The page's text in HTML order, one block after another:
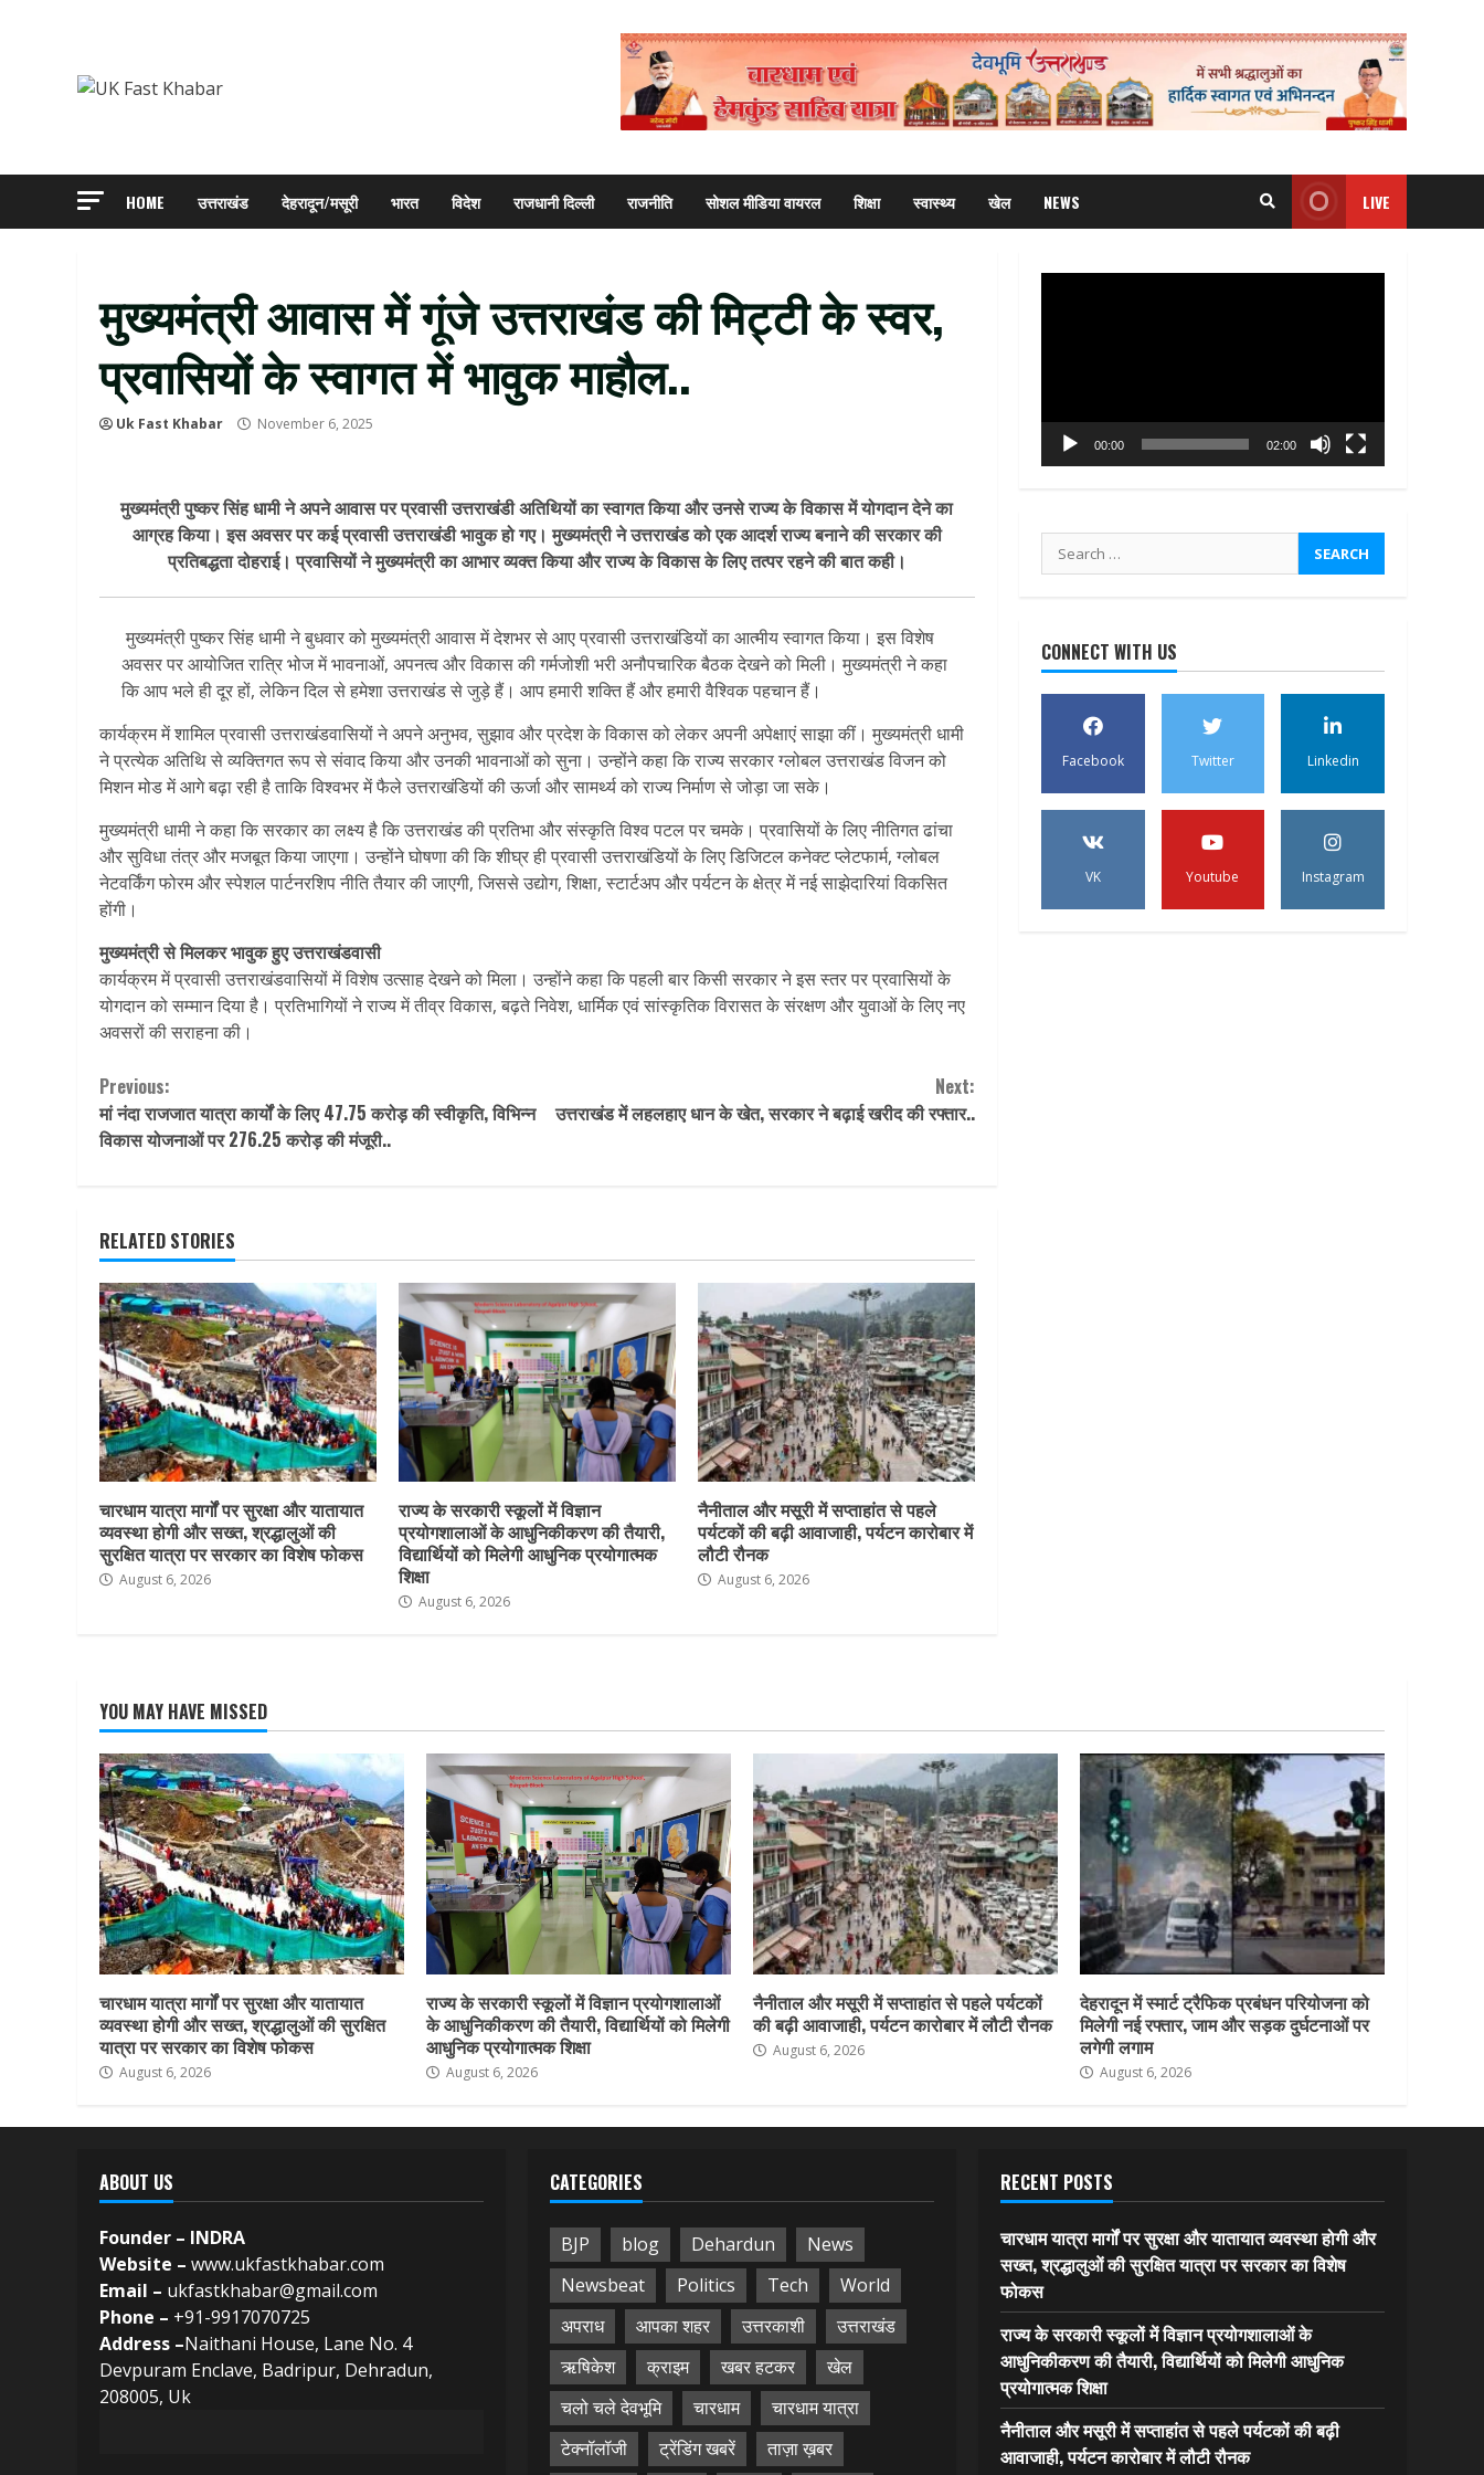
HOME उत्तराखंड देहरादून/मसूरी भारत विदेश राजधानी दिल्ली राजनीति सोशल मीडिया वायरल शिक्षा स्वास्थ्य खेल NEWS LIVE
मुख्यमंत्री आवास में गूंजे उत्तराखंड की मिट्टी के स्वर,
प्रवासियों के स्वागत में भावुक माहौल..
Uk Fast Khabar November 6, 2025
मुख्यमंत्री पुष्कर सिंह धामी ने अपने आवास पर प्रवासी उत्तराखंडी अतिथियों का स्वागत किया और उनसे राज्य के विकास में योगदान देने का
आग्रह किया। इस अवसर पर कई प्रवासी उत्तराखंडी भावुक हो गए। मुख्यमंत्री ने उत्तराखंड को एक आदर्श राज्य बनाने की सरकार की
प्रतिबद्धता दोहराई। प्रवासियों ने मुख्यमंत्री का आभार व्यक्त किया और राज्य के विकास के लिए तत्पर रहने की बात कही।
मुख्यमंत्री पुष्कर सिंह धामी ने बुधवार को मुख्यमंत्री आवास में देशभर से आए प्रवासी उत्तराखंडियों का आत्मीय स्वागत किया। इस विशेष
अवसर पर आयोजित रात्रि भोज में भावनाओं, अपनत्व और विकास की गर्मजोशी भरी अनौपचारिक बैठक देखने को मिली। मुख्यमंत्री ने कहा
कि आप भले ही दूर हों, लेकिन दिल से हमेशा उत्तराखंड से जुड़े हैं। आप हमारी शक्ति हैं और हमारी वैश्विक पहचान हैं।
कार्यक्रम में शामिल प्रवासी उत्तराखंडवासियों ने अपने अनुभव, सुझाव और प्रदेश के विकास को लेकर अपनी अपेक्षाएं साझा कीं। मुख्यमंत्री धामी
ने प्रत्येक अतिथि से व्यक्तिगत रूप से संवाद किया और उनकी भावनाओं को सुना। उन्होंने कहा कि राज्य सरकार ग्लोबल उत्तराखंड विजन को
मिशन मोड में आगे बढ़ा रही है ताकि विश्वभर में फैले उत्तराखंडियों की ऊर्जा और सामर्थ्य को राज्य निर्माण से जोड़ा जा सके।
मुख्यमंत्री धामी ने कहा कि सरकार का लक्ष्य है कि उत्तराखंड की प्रतिभा और संस्कृति विश्व पटल पर चमके। प्रवासियों के लिए नीतिगत ढांचा
और सुविधा तंत्र और मजबूत किया जाएगा। उन्होंने घोषणा की कि शीघ्र ही प्रवासी उत्तराखंडियों के लिए डिजिटल कनेक्ट प्लेटफार्म, ग्लोबल
नेटवर्किंग फोरम और स्पेशल पार्टनरशिप नीति तैयार की जाएगी, जिससे उद्योग, शिक्षा, स्टार्टअप और पर्यटन के क्षेत्र में नई साझेदारियां विकसित
होंगी।
मुख्यमंत्री से मिलकर भावुक हुए उत्तराखंडवासी
कार्यक्रम में प्रवासी उत्तराखंडवासियों में विशेष उत्साह देखने को मिला। उन्होंने कहा कि पहली बार किसी सरकार ने इस स्तर पर प्रवासियों के
योगदान को सम्मान दिया है। प्रतिभागियों ने राज्य में तीव्र विकास, बढ़ते निवेश, धार्मिक एवं सांस्कृतिक विरासत के संरक्षण और युवाओं के लिए नए
अवसरों की सराहना की।
Continue
Reading
Previous:
मां नंदा राजजात यात्रा कार्यों के लिए 47.75 करोड़ की स्वीकृति, विभिन्न
विकास योजनाओं पर 276.25 करोड़ की मंजूरी..
Next:
उत्तराखंड में लहलहाए धान के खेत, सरकार ने बढ़ाई खरीद की रफ्तार..
RELATED STORIES
चारधाम यात्रा मार्गों पर सुरक्षा और यातायात
व्यवस्था होगी और सख्त, श्रद्धालुओं की
सुरक्षित यात्रा पर सरकार का विशेष फोकस
August 6, 2026
राज्य के सरकारी स्कूलों में विज्ञान
प्रयोगशालाओं के आधुनिकीकरण की तैयारी,
विद्यार्थियों को मिलेगी आधुनिक प्रयोगात्मक
शिक्षा
August 6, 2026
नैनीताल और मसूरी में सप्ताहांत से पहले
पर्यटकों की बढ़ी आवाजाही, पर्यटन कारोबार में
लौटी रौनक
August 6, 2026
00:00 02:00
Search
for:
CONNECT WITH US
Facebook Twitter Linkedin
VK Youtube Instagram
YOU MAY HAVE MISSED
चारधाम यात्रा मार्गों पर सुरक्षा और यातायात
व्यवस्था होगी और सख्त, श्रद्धालुओं की सुरक्षित
यात्रा पर सरकार का विशेष फोकस
August 6, 2026
राज्य के सरकारी स्कूलों में विज्ञान प्रयोगशालाओं
के आधुनिकीकरण की तैयारी, विद्यार्थियों को मिलेगी
आधुनिक प्रयोगात्मक शिक्षा
August 6, 2026
नैनीताल और मसूरी में सप्ताहांत से पहले पर्यटकों
की बढ़ी आवाजाही, पर्यटन कारोबार में लौटी रौनक
August 6, 2026
देहरादून में स्मार्ट ट्रैफिक प्रबंधन परियोजना को
मिलेगी नई रफ्तार, जाम और सड़क दुर्घटनाओं पर
लगेगी लगाम
August 6, 2026
ABOUT US
Founder – INDRA
Website – www.ukfastkhabar.com
Email – ukfastkhabar@gmail.com
Phone – +91-9917070725
Address –Naithani House, Lane No. 4
Devpuram Enclave, Badripur, Dehradun,
208005, Uk
CATEGORIES
BJP blog Dehardun
News
Newsbeat
Politics Tech
World
अपराध
आपका शहर उत्तरकाशी
उत्तराखंड
ऋषिकेश
क्राइम खबर हटकर
खेल
चलो चले देवभूमि
चारधाम
चारधाम यात्रा
टेक्नॉलॉजी
ट्रेंडिंग खबरें ताज़ा ख़बर
RECENT POSTS
चारधाम यात्रा मार्गों पर सुरक्षा और यातायात व्यवस्था होगी और
सख्त, श्रद्धालुओं की सुरक्षित यात्रा पर सरकार का विशेष
फोकस
राज्य के सरकारी स्कूलों में विज्ञान प्रयोगशालाओं के
आधुनिकीकरण की तैयारी, विद्यार्थियों को मिलेगी आधुनिक
प्रयोगात्मक शिक्षा
नैनीताल और मसूरी में सप्ताहांत से पहले पर्यटकों की बढ़ी
आवाजाही, पर्यटन कारोबार में लौटी रौनक